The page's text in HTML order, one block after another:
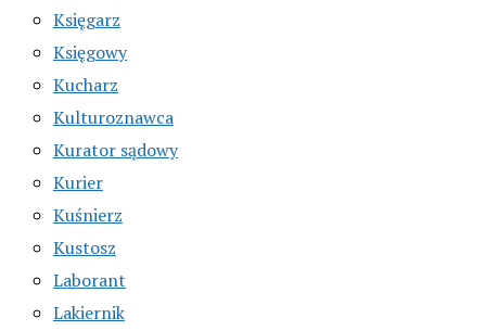
Księgarz
Księgowy
Kucharz
Kulturoznawca
Kurator sądowy
Kurier
Kuśnierz
Kustosz
Laborant
Lakiernik